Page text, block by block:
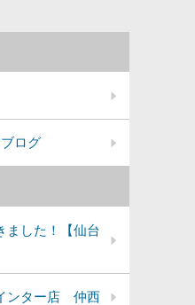
ました！【仙台
ンター店 仲西
ログ